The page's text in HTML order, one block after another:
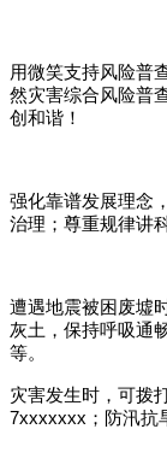
用微笑支持风险普
然灾害综合风险普
创和谐！
强化靠谱发展理念
治理；尊重规律讲
遭遇地震被困废墟
灰土，保持呼吸通
等。
灾害发生时，可拨
7xxxxxxx；防汛